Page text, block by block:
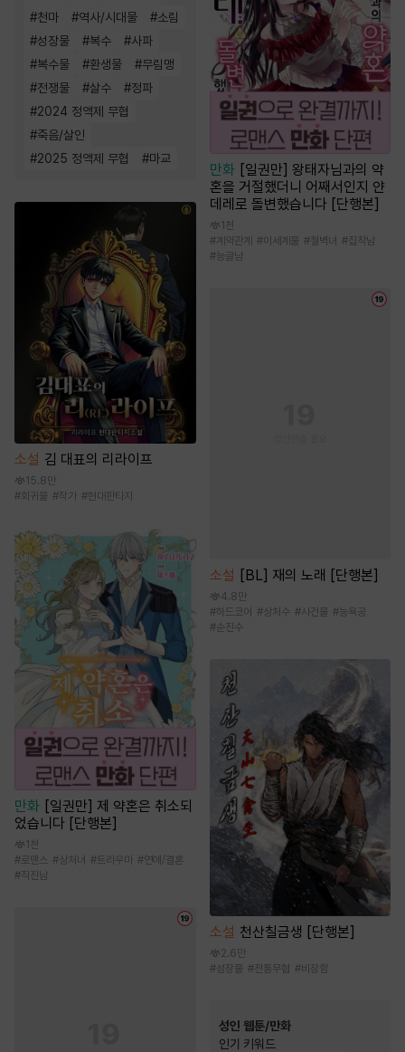
#천마 #역사/시대물 #소림
#성장물 #복수 #사파
#복수물 #환생물 #무림맹
#전쟁물 #살수 #정파
#2024 정액제 무협
#죽음/살인
#2025 정액제 무협 #마교
소설 김 대표의 리라이프
15.8만
#회귀물 #작가 #현대판타지
만화 [일권만] 제 약혼은 취소되
었습니다 [단행본]
1천
#로맨스 #상처녀 #트라우마 #연애/결혼
#직진남
만화 [일권만] 왕태자님과의 약
혼을 거절했더니 어째서인지 얀
데레로 돌변했습니다 [단행본]
1천
#계약관계 #이세계물 #철벽녀 #집착남
#능글남
소설 [BL] 재의 노래 [단행본]
4.8만
#하드코어 #상처수 #사건물 #능욕공
#순진수
소설 천산칠금생 [단행본]
2.6만
#성장물 #전통무협 #비장함
성인 웹툰/만화
인기 키워드